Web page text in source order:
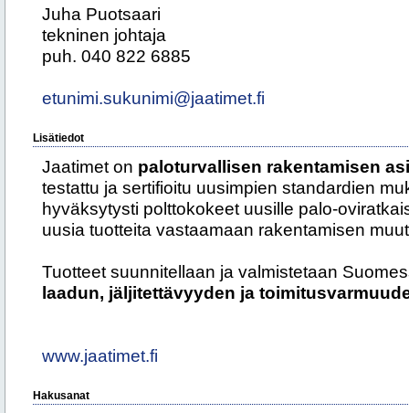
Juha Puotsaari
tekninen johtaja
puh. 040 822 6885
etunimi.sukunimi@jaatimet.fi
Lisätiedot
Jaatimet on paloturvallisen rakentamisen
testattu ja sertifioitu uusimpien standardien
hyväksytysti polttokokeet uusille palo-
uusia tuotteita vastaamaan rakentamisen
Tuotteet suunnitellaan ja valmistetaan
laadun, jäljitettävyyden ja
www.jaatimet.fi
Hakusanat